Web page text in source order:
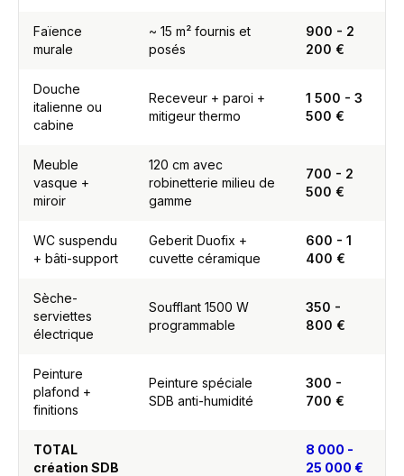
Faïence
murale
~ 15 m² fournis et
posés
900 - 2
200 €
Douche
italienne ou
cabine
Receveur + paroi +
mitigeur thermo
1 500 - 3
500 €
Meuble
vasque +
miroir
120 cm avec
robinetterie milieu de
gamme
700 - 2
500 €
WC suspendu
+ bâti-support
Geberit Duofix +
cuvette céramique
600 - 1
400 €
Sèche-
serviettes
électrique
Soufflant 1500 W
programmable
350 -
800 €
Peinture
plafond +
finitions
Peinture spéciale
SDB anti-humidité
300 -
700 €
TOTAL
création SDB
8 000 -
25 000 €